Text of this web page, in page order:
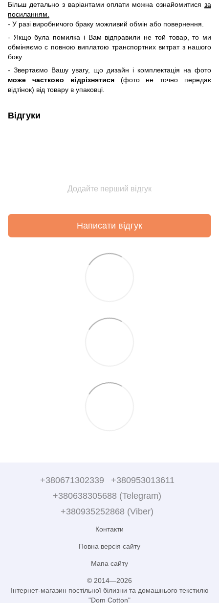
Більш детально з варіантами оплати можна ознайомитися за
посиланням.
- У разі виробничого браку можливий обмін або повернення.
- Якщо була помилка і Вам відправили не той товар, то ми
обміняємо c повною виплатою транспортних витрат з нашого
боку.
- Звертаємо Вашу увагу, що дизайн і комплектація на фото
може частково відрізнятися(фото не точно передає
відтінок) від товару в упаковці.
Відгуки
Додайте перший відгук
Написати відгук
+380671302339
+380953013611
+380638305688 (Telegram)
+380935252868 (Viber)
Контакти
Повна версія сайту
Мапа сайту
© 2014—2026
Інтернет-магазин постільної білизни та домашнього текстилю
"Dom Cotton"